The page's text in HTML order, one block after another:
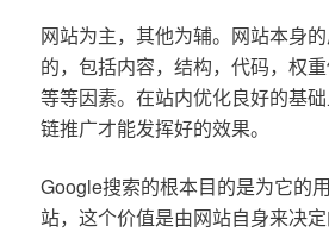
网站为主，其他为辅。网站本身
的，包括内容，结构，代码，权
等等因素。在站内优化良好的基
链推广才能发挥好的效果。
Google搜索的根本目的是为它的
站，这个价值是由网站自身来决